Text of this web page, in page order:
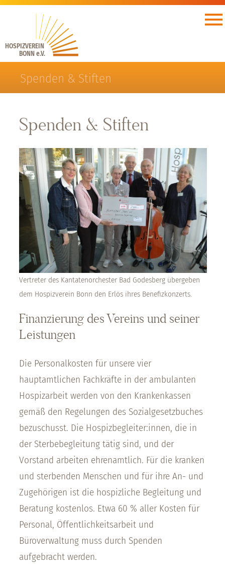
HOSPIZVEREIN
BONN e.V.
Spenden & Stiften
Spenden & Stiften
Vertreter des Kantatenorchester Bad Godesberg übergeben
dem Hospizverein Bonn den Erlös ihres Benefizkonzerts.
Finanzierung des Vereins und seiner
Leistungen
Die Personalkosten für unsere vier
hauptamtlichen Fachkräfte in der ambulanten
Hospizarbeit werden von den Krankenkassen
gemäß den Regelungen des Sozialgesetzbuches
bezuschusst. Die Hospizbegleiter:innen, die in
der Sterbebegleitung tätig sind, und der
Vorstand arbeiten ehrenamtlich. Für die kranken
und sterbenden Menschen und für ihre An- und
Zugehörigen ist die hospizliche Begleitung und
Beratung kostenlos. Etwa 60 % aller Kosten für
Personal, Öffentlichkeitsarbeit und
Büroverwaltung muss durch Spenden
aufgebracht werden.